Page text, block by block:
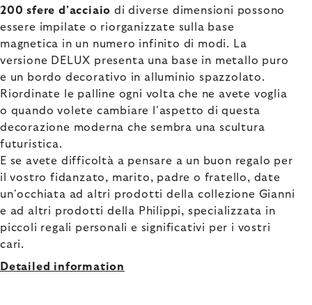
200 sfere d'acciaio di diverse dimensioni possono
essere impilate o riorganizzate sulla base
magnetica in un numero infinito di modi. La
versione DELUX presenta una base in metallo puro
e un bordo decorativo in alluminio spazzolato.
Riordinate le palline ogni volta che ne avete voglia
o quando volete cambiare l'aspetto di questa
decorazione moderna che sembra una scultura
futuristica.
E se avete difficoltà a pensare a un buon regalo per
il vostro fidanzato, marito, padre o fratello, date
un'occhiata ad altri prodotti della collezione Gianni
e ad altri prodotti della Philippi, specializzata in
piccoli regali personali e significativi per i vostri
cari.
Detailed information